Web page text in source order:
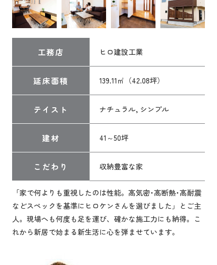
工務店 ヒロ建設工業
延床面積 139.11㎡（42.08坪）
テイスト ナチュラル, シンプル
建材 41～50坪
こだわり 収納豊富な家
「家で何よりも重視したのは性能。高気密･高断熱･高耐震
などスペックを基準にヒロケンさんを選びました」とご主
人。現場へも何度も足を運び、確かな施工力にも納得。こ
れから新居で始まる新生活に心を弾ませています。